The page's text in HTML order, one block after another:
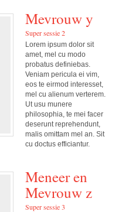
Mevrouw y
Super sessie 2
Lorem ipsum dolor sit
amet, mel cu modo
probatus definiebas.
Veniam pericula ei vim,
eos te eirmod interesset,
mel cu alienum verterem.
Ut usu munere
philosophia, te mei facer
deserunt reprehendunt,
malis omittam mel an. Sit
cu doctus efficiantur.
Meneer en
Mevrouw z
Super sessie 3